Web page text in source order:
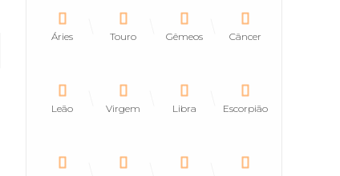
Áries Touro Gêmeos Câncer
Leão Virgem Libra Escorpião